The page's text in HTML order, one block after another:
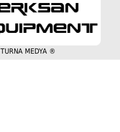
TURNA MEDYA ®